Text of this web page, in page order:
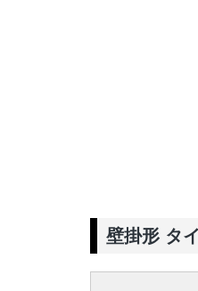
壁掛形 タ